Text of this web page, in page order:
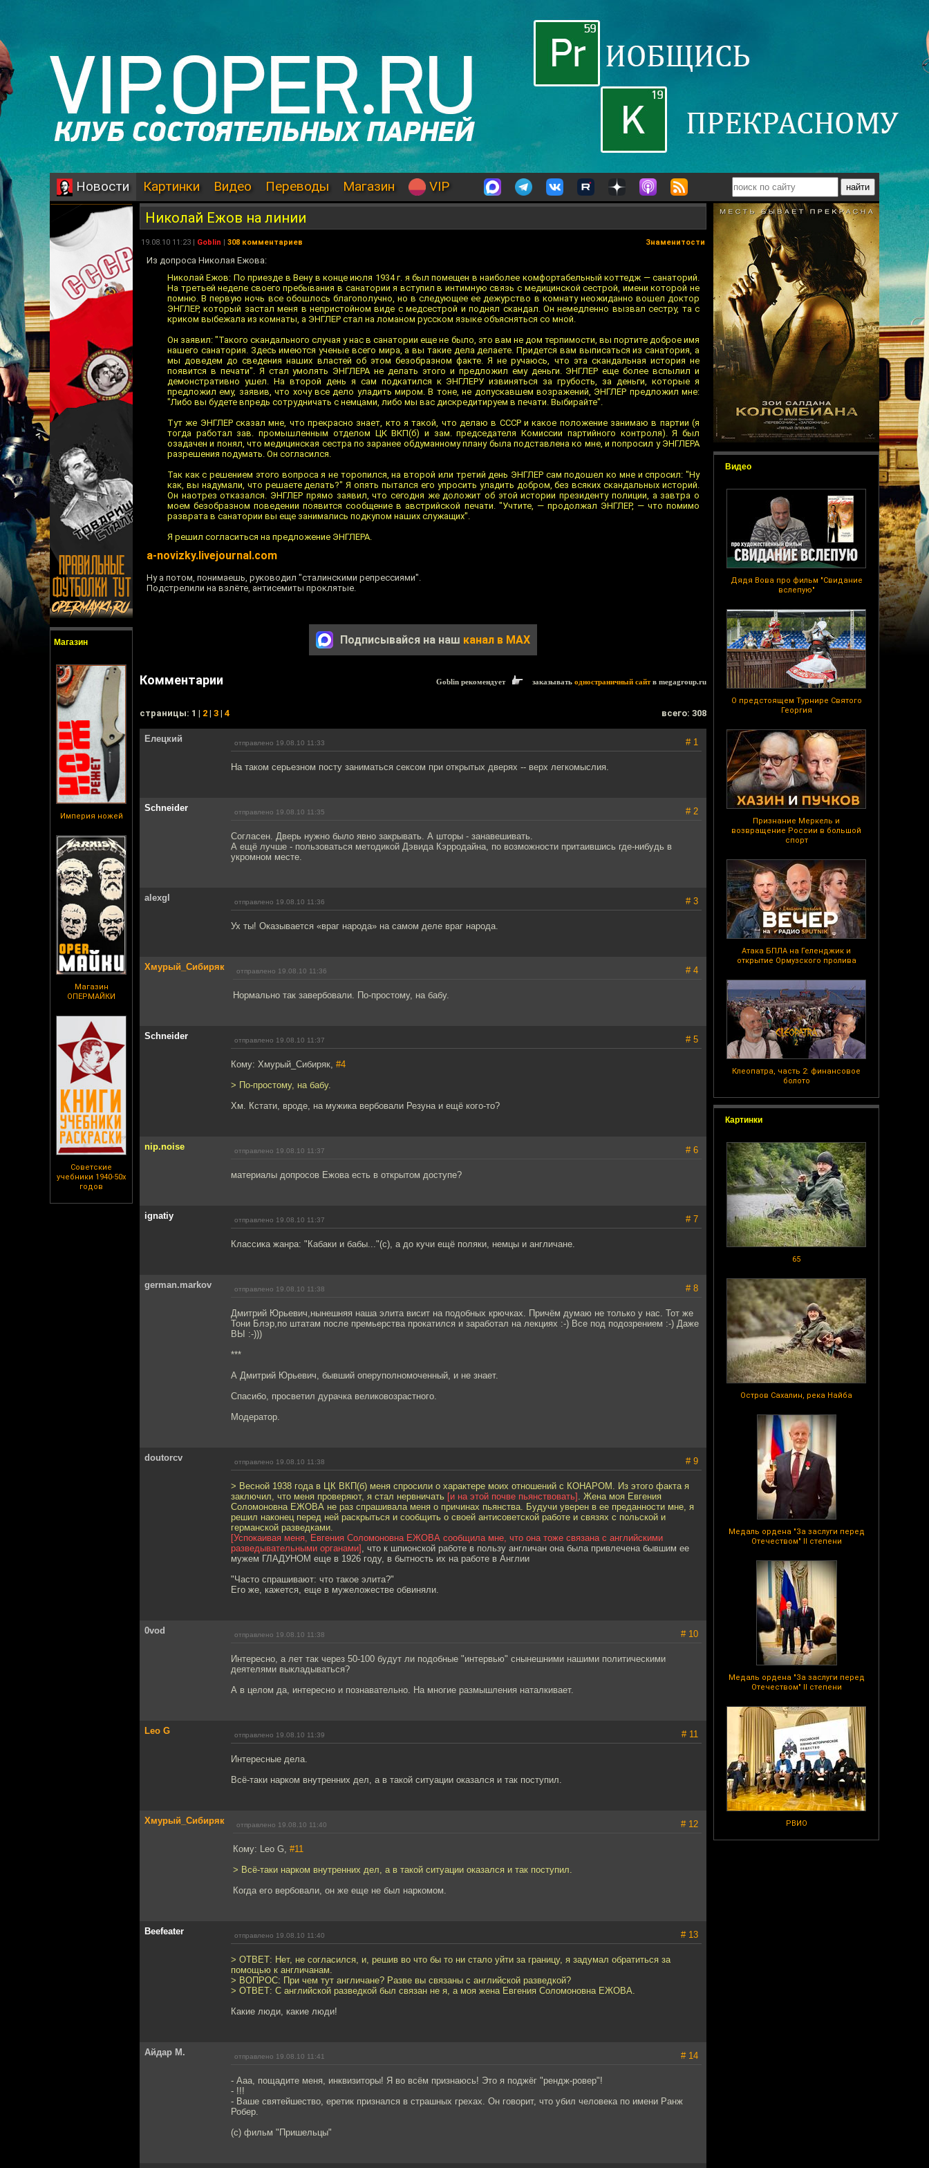
Новости Картинки Видео Переводы Магазин VIP
Магазин
Империя ножей
Магазин
ОПЕРМАЙКИ
Советские
учебники 1940-50х
годов
Видео
Дядя Вова про фильм "Свидание
вслепую"
О предстоящем Турнире Святого
Георгия
Признание Меркель и
возвращение России в большой
спорт
Атака БПЛА на Геленджик и
открытие Ормузского пролива
Клеопатра, часть 2: финансовое
болото
Картинки
65
Остров Сахалин, река Найба
Медаль ордена "За заслуги перед
Отечеством" II степени
Медаль ордена "За заслуги перед
Отечеством" II степени
РВИО
Николай Ежов на линии
19.08.10 11:23 | Goblin | 308 комментариев Знаменитости
Из допроса Николая Ежова:
Николай Ежов: По приезде в Вену в конце июля 1934 г. я был помещен в наиболее комфортабельный коттедж — санаторий.
На третьей неделе своего пребывания в санатории я вступил в интимную связь с медицинской сестрой, имени которой не
помню. В первую ночь все обошлось благополучно, но в следующее ее дежурство в комнату неожиданно вошел доктор
ЭНГЛЕР, который застал меня в непристойном виде с медсестрой и поднял скандал. Он немедленно вызвал сестру, та с
криком выбежала из комнаты, а ЭНГЛЕР стал на ломаном русском языке объясняться со мной.
Он заявил: "Такого скандального случая у нас в санатории еще не было, это вам не дом терпимости, вы портите доброе имя
нашего санатория. Здесь имеются ученые всего мира, а вы такие дела делаете. Придется вам выписаться из санатория, а
мы доведем до сведения наших властей об этом безобразном факте. Я не ручаюсь, что эта скандальная история не
появится в печати". Я стал умолять ЭНГЛЕРА не делать этого и предложил ему деньги. ЭНГЛЕР еще более вспылил и
демонстративно ушел. На второй день я сам подкатился к ЭНГЛЕРУ извиняться за грубость, за деньги, которые я
предложил ему, заявив, что хочу все дело уладить миром. В тоне, не допускавшем возражений, ЭНГЛЕР предложил мне:
"Либо вы будете впредь сотрудничать с немцами, либо мы вас дискредитируем в печати. Выбирайте".
Тут же ЭНГЛЕР сказал мне, что прекрасно знает, кто я такой, что делаю в СССР и какое положение занимаю в партии (я
тогда работал зав. промышленным отделом ЦК ВКП(б) и зам. председателя Комиссии партийного контроля). Я был
озадачен и понял, что медицинская сестра по заранее обдуманному плану была подставлена ко мне, и попросил у ЭНГЛЕРА
разрешения подумать. Он согласился.
Так как с решением этого вопроса я не торопился, на второй или третий день ЭНГЛЕР сам подошел ко мне и спросил: "Ну
как, вы надумали, что решаете делать?" Я опять пытался его упросить уладить добром, без всяких скандальных историй.
Он наотрез отказался. ЭНГЛЕР прямо заявил, что сегодня же доложит об этой истории президенту полиции, а завтра о
моем безобразном поведении появится сообщение в австрийской печати. "Учтите, — продолжал ЭНГЛЕР, — что помимо
разврата в санатории вы еще занимались подкупом наших служащих".
Я решил согласиться на предложение ЭНГЛЕРА.
a-novizky.livejournal.com
Ну а потом, понимаешь, руководил "сталинскими репрессиями".
Подстрелили на взлёте, антисемиты проклятые.
Подписывайся на наш канал в MAX
Комментарии Goblin рекомендует заказывать одностраничный сайтв megagroup.ru
cтраницы: 1 | 2 | 3 | 4 всего: 308
Елецкий отправлено 19.08.10 11:33 # 1
На таком серьезном посту заниматься сексом при открытых дверях -- верх легкомыслия.
Schneider отправлено 19.08.10 11:35 # 2
Согласен. Дверь нужно было явно закрывать. А шторы - занавешивать.
А ещё лучше - пользоваться методикой Дэвида Кэрродайна, по возможности притаившись где-нибудь в
укромном месте.
alexgl отправлено 19.08.10 11:36 # 3
Ух ты! Оказывается «враг народа» на самом деле враг народа.
Хмурый_Сибиряк отправлено 19.08.10 11:36 # 4
Нормально так завербовали. По-простому, на бабу.
Schneider отправлено 19.08.10 11:37 # 5
Кому: Хмурый_Сибиряк, #4
> По-простому, на бабу.
Хм. Кстати, вроде, на мужика вербовали Резуна и ещё кого-то?
nip.noise отправлено 19.08.10 11:37 # 6
материалы допросов Ежова есть в открытом доступе?
ignatiy отправлено 19.08.10 11:37 # 7
Классика жанра: "Кабаки и бабы..."(с), а до кучи ещё поляки, немцы и англичане.
german.markov отправлено 19.08.10 11:38 # 8
Дмитрий Юрьевич,нынешняя наша элита висит на подобных крючках. Причём думаю не только у нас. Тот же
Тони Блэр,по штатам после премьерства прокатился и заработал на лекциях :-) Все под подозрением :-) Даже
ВЫ :-)))
***
А Дмитрий Юрьевич, бывший оперуполномоченный, и не знает.
Спасибо, просветил дурачка великовозрастного.
Модератор.
doutorcv отправлено 19.08.10 11:38 # 9
> Весной 1938 года в ЦК ВКП(б) меня спросили о характере моих отношений с КОНАРОМ. Из этого факта я
заключил, что меня проверяют, я стал нервничать [и на этой почве пьянствовать] . Жена моя Евгения
Соломоновна ЕЖОВА не раз спрашивала меня о причинах пьянства. Будучи уверен в ее преданности мне, я
решил наконец перед ней раскрыться и сообщить о своей антисоветской работе и связях с польской и
германской разведками.
[Успокаивая меня, Евгения Соломоновна ЕЖОВА сообщила мне, что она тоже связана с английскими
разведывательными органами] , что к шпионской работе в пользу англичан она была привлечена бывшим ее
мужем ГЛАДУНОМ еще в 1926 году, в бытность их на работе в Англии
"Часто спрашивают: что такое элита?"
Его же, кажется, еще в мужеложестве обвиняли.
0vod отправлено 19.08.10 11:38 # 10
Интересно, а лет так через 50-100 будут ли подобные "интервью" снынешними нашими политическими
деятелями выкладываться?
А в целом да, интересно и познавательно. На многие размышления наталкивает.
Leo G отправлено 19.08.10 11:39 # 11
Интересные дела.
Всё-таки нарком внутренних дел, а в такой ситуации оказался и так поступил.
Хмурый_Сибиряк отправлено 19.08.10 11:40 # 12
Кому: Leo G, #11
> Всё-таки нарком внутренних дел, а в такой ситуации оказался и так поступил.
Когда его вербовали, он же еще не был наркомом.
Beefeater отправлено 19.08.10 11:40 # 13
> ОТВЕТ: Нет, не согласился, и, решив во что бы то ни стало уйти за границу, я задумал обратиться за
помощью к англичанам.
> ВОПРОС: При чем тут англичане? Разве вы связаны с английской разведкой?
> ОТВЕТ: С английской разведкой был связан не я, а моя жена Евгения Соломоновна ЕЖОВА.
Какие люди, какие люди!
Айдар М. отправлено 19.08.10 11:41 # 14
- Ааа, пощадите меня, инквизиторы! Я во всём признаюсь! Это я поджёг "рендж-ровер"!
- !!!
- Ваше святейшество, еретик признался в страшных грехах. Он говорит, что убил человека по имени Ранж
Робер.
(с) фильм "Пришельцы"